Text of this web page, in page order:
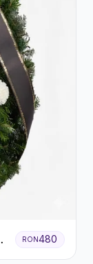
RON480